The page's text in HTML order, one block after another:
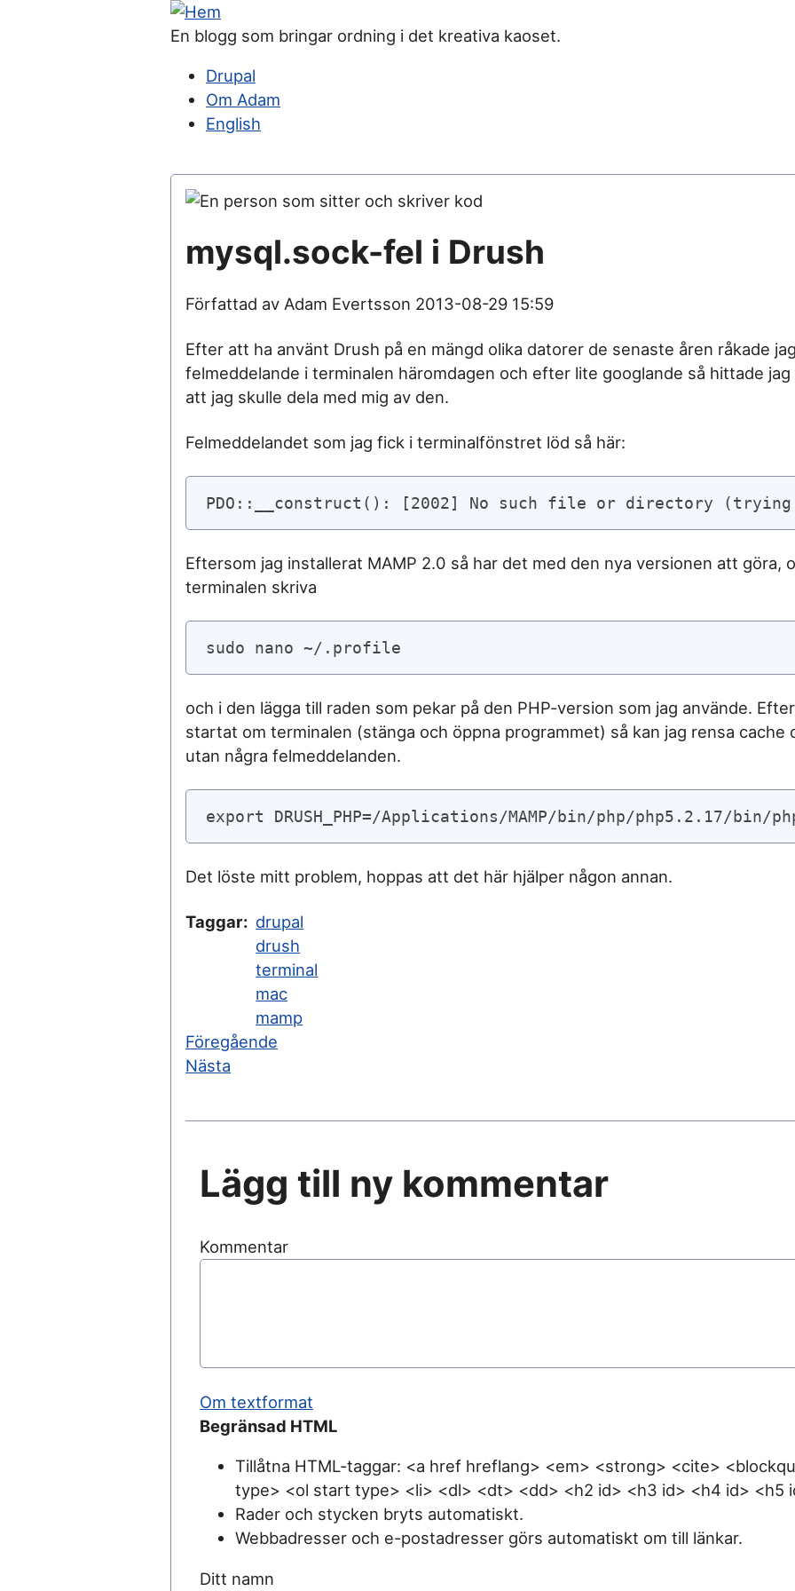
En blogg som bringar ordning i det kreativa kaoset.
Huvudmeny
Drupal
Om Adam
English
mysql.sock-fel i Drush
Författad av Adam Evertsson 2013-08-29 15:59
Efter att ha använt Drush på en mängd olika datorer de senaste åren råkade
felmeddelande i terminalen häromdagen och efter lite googlande så hittade
att jag skulle dela med mig av den.
Felmeddelandet som jag fick i terminalfönstret löd så här:
PDO::__construct(): [2002] No such file or directory
Eftersom jag installerat MAMP 2.0 så har det med den nya versionen att göra,
terminalen skriva
sudo nano ~/.profile
och i den lägga till raden som pekar på den PHP-version som jag använde.
startat om terminalen (stänga och öppna programmet) så kan jag rensa cache
utan några felmeddelanden.
export DRUSH_PHP=/Applications/MAMP/bin/php/php5.2.17/bin/
Det löste mitt problem, hoppas att det här hjälper någon annan.
Taggar
drupal
drush
terminal
mac
mamp
Föregående
Nästa
Lägg till ny kommentar
Kommentar
Om textformat
Begränsad HTML
Tillåtna HTML-taggar: <a href hreflang> <em> <strong> <cite>
type> <ol start type> <li> <dl> <dt> <dd> <h2 id> <h3 id> <h4 id> <h5
Rader och stycken bryts automatiskt.
Webbadresser och e-postadresser görs automatiskt om till länkar.
Ditt namn